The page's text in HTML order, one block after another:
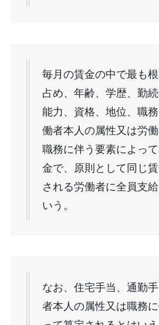
毎月の賃金の中で最も
占め、年齢、学歴、勤続
能力、資格、地位、職
働者本人の属性又は労
職務に伴う要素によっ
金で、原則として同じ
される労働者に全員支
いう。
なお、住宅手当、通勤
者本人の属性又は職務